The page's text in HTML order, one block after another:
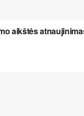
aikštės